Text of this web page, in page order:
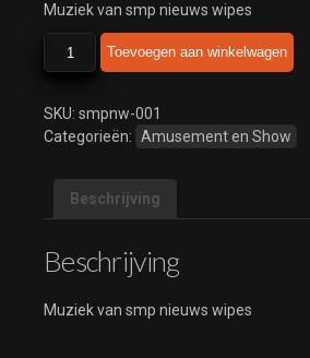
Muziek van smp nieuws wipes
nieuws
aantal
Toevoegen aan winkelwagen
SKU: smpnw-001
Categorieën: Amusement en Show
Beschrijving
Beschrijving
Muziek van smp nieuws wipes